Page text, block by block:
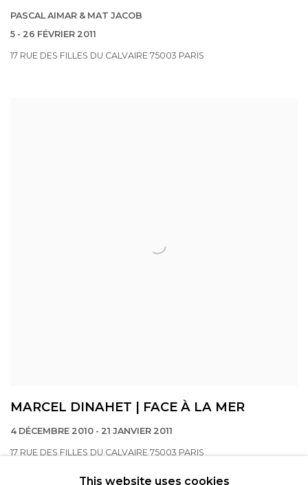
PASCAL AIMAR & MAT JACOB
5 - 26 FÉVRIER 2011
17 RUE DES FILLES DU CALVAIRE 75003 PARIS
MARCEL DINAHET | FACE À LA MER
4 DÉCEMBRE 2010 - 21 JANVIER 2011
17 RUE DES FILLES DU CALVAIRE 75003 PARIS
This website uses cookies